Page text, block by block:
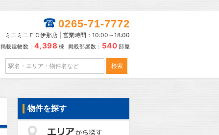
0265-71-7772
ミニミニＦＣ伊那店 | 営業時間：10:00～18:00
掲載建物数： 4,398 棟 掲載部屋数： 540 部屋
物件を探す